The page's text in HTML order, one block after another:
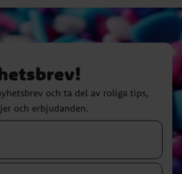
och ta del av roliga tips,
och erbjudanden.